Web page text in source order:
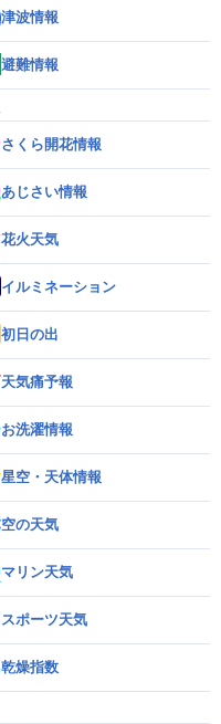
津波情報
避難情報
さくら開花情報
あじさい情報
花火天気
イルミネーション
初日の出
天気痛予報
お洗濯情報
星空・天体情報
空の天気
マリン天気
スポーツ天気
乾燥指数